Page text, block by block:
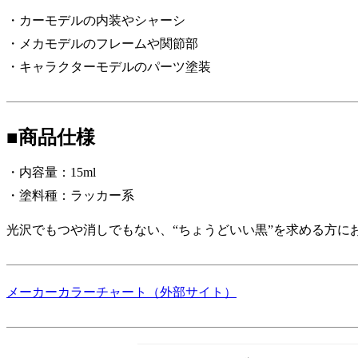
・カーモデルの内装やシャーシ
・メカモデルのフレームや関節部
・キャラクターモデルのパーツ塗装
■商品仕様
・内容量：15ml
・塗料種：ラッカー系
光沢でもつや消しでもない、“ちょうどいい黒”を求める方に
メーカーカラーチャート（外部サイト）